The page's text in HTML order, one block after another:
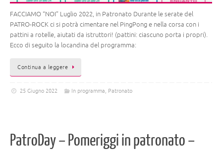
FACCIAMO “NOI” Luglio 2022, in Patronato Durante le serate del
PATRO-ROCK ci si potrà cimentare nel PingPong e nella corsa con i
pattini a rotelle, aiutati da istruttori! (pattini: ciascuno porta i propri).
Ecco di seguito la locandina del programma:
Continua a leggere
25 Giugno 2022 In programma Patronato
PatroDay – Pomeriggi in patronato –